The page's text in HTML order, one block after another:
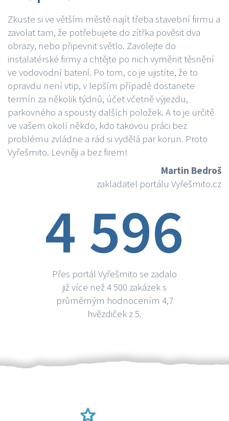
Zkuste si ve větším městě najít třeba stavební firmu a
zavolat tam, že potřebujete do zítřka pověsit dva
obrazy, nebo připevnit světlo. Zavolejte do
instalatérské firmy a chtějte po nich vyměnit těsnění
ve vodovodní baterií. Po tom, co je ujistíte, že to
opravdu není vtip, v lepším případě dostanete
termín za několik týdnů, účet včetně výjezdu,
parkovného a spousty dalších položek. A to je určitě
ve vašem okolí někdo, kdo takovou práci bez
problému zvládne a rád si vydělá par korun. Proto
Vyřešmito. Levněji a bez firem!
Martin Bedroš
zakladatel portálu Vyřešmito.cz
4 596
Přes portál Vyřešmito se zadalo
již více než 4 500 zakázek s
průměrným hodnocením 4,7
hvězdiček z 5.